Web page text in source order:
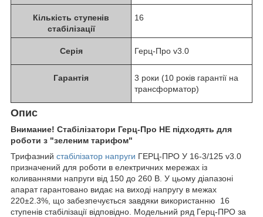
Кількість ступенів
стабілізації
16
Серія Герц-Про v3.0
Гарантія
3 роки (10 років гарантії на
трансформатор)
Опис
Внимание! Стабілізатори Герц-Про НЕ підходять для
роботи з "зеленим тарифом"
Трифазний стабілізатор напруги ГЕРЦ-ПРО У 16-3/125 v3.0
призначений для роботи в електричних мережах із
коливаннями напруги від 150 до 260 В. У цьому діапазоні
апарат гарантовано видає на виході напругу в межах
220±2.3%, що забезпечується завдяки використанню 16
ступенів стабілізації відповідно. Модельний ряд Герц-ПРО за